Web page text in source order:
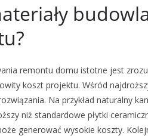
remontu domu istotne jest
koszt projektu. Wśród
Na przykład naturalny
niż standardowe płytki
generować wysokie koszty.